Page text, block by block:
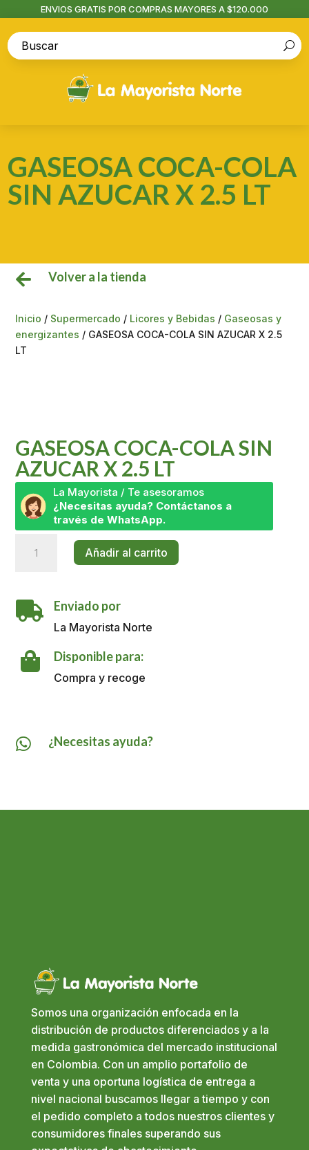
ENVIOS GRATIS POR COMPRAS MAYORES A $120.000
GASEOSA COCA-COLA
SIN AZUCAR X 2.5 LT
 Volver a la tienda
Inicio / Supermercado / Licores y Bebidas / Gaseosas y
energizantes / GASEOSA COCA-COLA SIN AZUCAR X 2.5
LT
GASEOSA COCA-COLA SIN
AZUCAR X 2.5 LT
La Mayorista / Te asesoramos
¿Necesitas ayuda? Contáctanos a
través de WhatsApp.
COCA-
AZUCAR
X
LT
cantidad
Añadir al carrito
 Enviado por
La Mayorista Norte
 Disponible para:
Compra y recoge
 ¿Necesitas ayuda?
Somos una organización enfocada en la
distribución de productos diferenciados y a la
medida gastronómica del mercado institucional
en Colombia. Con un amplio portafolio de
venta y una oportuna logística de entrega a
nivel nacional buscamos llegar a tiempo y con
el pedido completo a todos nuestros clientes y
consumidores finales superando sus